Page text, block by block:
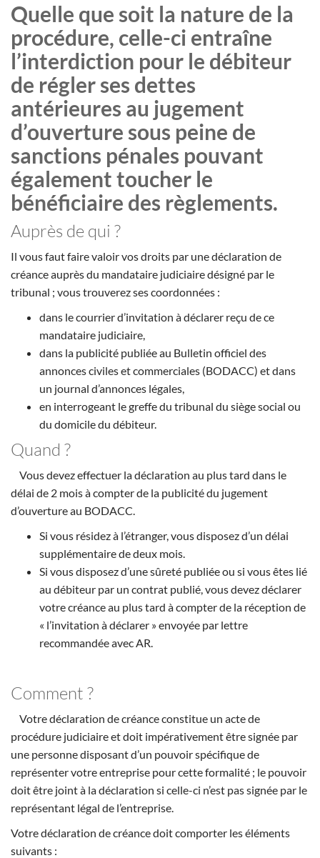
Quelle que soit la nature de la
procédure, celle-ci entraîne
l’interdiction pour le débiteur
de régler ses dettes
antérieures au jugement
d’ouverture sous peine de
sanctions pénales pouvant
également toucher le
bénéficiaire des règlements.
Auprès de qui ?
Il vous faut faire valoir vos droits par une déclaration de
créance auprès du mandataire judiciaire désigné par le
tribunal ; vous trouverez ses coordonnées :
dans le courrier d’invitation à déclarer reçu de ce
mandataire judiciaire,
dans la publicité publiée au Bulletin officiel des
annonces civiles et commerciales (BODACC) et dans
un journal d’annonces légales,
en interrogeant le greffe du tribunal du siège social ou
du domicile du débiteur.
Quand ?
Vous devez effectuer la déclaration au plus tard dans le
délai de 2 mois à compter de la publicité du jugement
d’ouverture au BODACC.
Si vous résidez à l’étranger, vous disposez d’un délai
supplémentaire de deux mois.
Si vous disposez d’une sûreté publiée ou si vous êtes lié
au débiteur par un contrat publié, vous devez déclarer
votre créance au plus tard à compter de la réception de
« l’invitation à déclarer » envoyée par lettre
recommandée avec AR.
Comment ?
Votre déclaration de créance constitue un acte de
procédure judiciaire et doit impérativement être signée par
une personne disposant d’un pouvoir spécifique de
représenter votre entreprise pour cette formalité ; le pouvoir
doit être joint à la déclaration si celle-ci n’est pas signée par le
représentant légal de l’entreprise.
Votre déclaration de créance doit comporter les éléments
suivants :